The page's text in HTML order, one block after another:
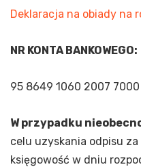
Deklaracja na obiady na
NR KONTA BANKOWEGO:
95 8649 1060 2007 7000
W przypadku
celu uzyskania odpisu
księgowość w dniu